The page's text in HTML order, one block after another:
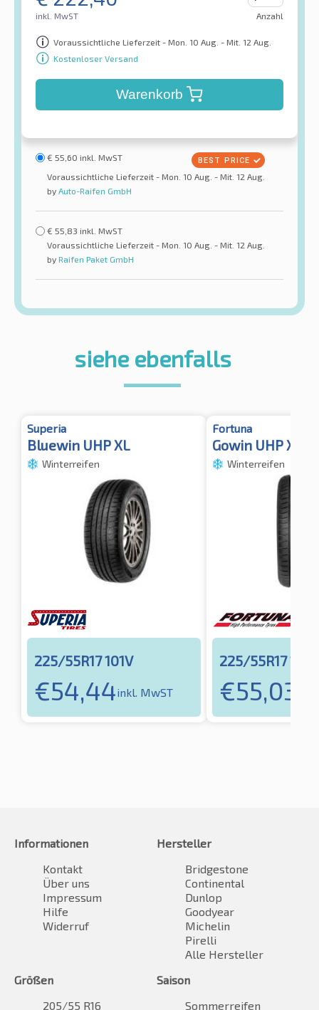
inkl. MwST Anzahl
Voraussichtliche Lieferzeit - Mon. 10 Aug. - Mit. 12 Aug.
Kostenloser Versand
Warenkorb
€ 55,60 inkl. MwST
Voraussichtliche Lieferzeit - Mon. 10 Aug. - Mit. 12 Aug.
by Auto-Raifen GmbH
€ 55,83 inkl. MwST
Voraussichtliche Lieferzeit - Mon. 10 Aug. - Mit. 12 Aug.
by Raifen Paket GmbH
siehe ebenfalls
Superia
Bluewin UHP XL
Winterreifen
225/55R17 101V
€54,44inkl. MwST
Fortuna
Gowin UHP XL
Winterreifen
225/55R17 101V
€55,03
Informationen
Kontakt
Über uns
Impressum
Hilfe
Widerruf
Hersteller
Bridgestone
Continental
Dunlop
Goodyear
Michelin
Pirelli
Alle Hersteller
Größen
205/55 R16
Saison
Sommerreifen